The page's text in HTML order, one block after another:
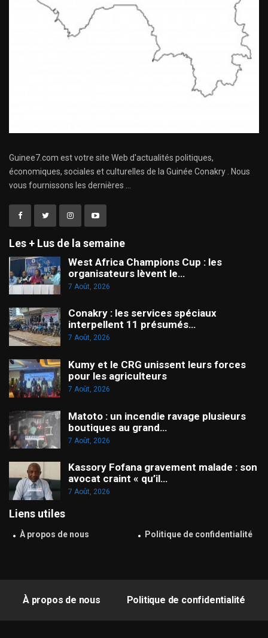
Guinee7.com est votre site Web d'actualités politiques,
économiques, sociales et culturelles de la Guinée Conakry . Nous
vous fournissons les dernières ...
Les + Lus de la semaine
West Africa Champions Cup : les
organisateurs lèvent le…
7 Août, 2026
Conakry : les services spéciaux
interpellent 11 présumés…
7 Août, 2026
Kumy et le CRG unissent leurs forces
pour les agriculteurs
7 Août, 2026
Matoto : un incendie ravage plusieurs
boutiques au grand…
7 Août, 2026
Kassory Fofana gravement malade : son
avocat craint « qu’il…
7 Août, 2026
Liens utiles
À propos de nous Politique de confidentialité
À propos de nous Politique de confidentialité